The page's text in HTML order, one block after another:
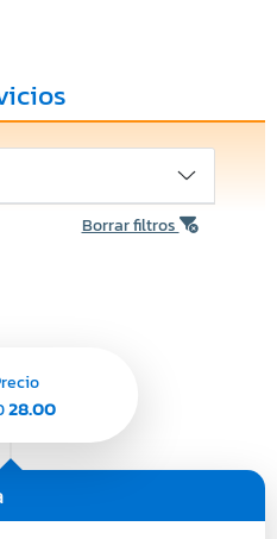
Borrar filtros
28.00